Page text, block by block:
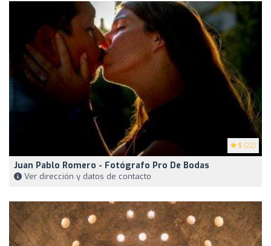
5 (22)
Juan Pablo Romero - Fotógrafo Pro De Bodas
Ver dirección y datos de contacto